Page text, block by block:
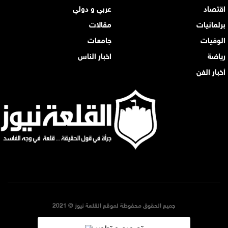
اقتصاد
عربي و دولي
برلمانيات
مقالات
الوفيات
جامعات
رياضة
اخبار الناس
أخبار الفن
جميع الحقوق محفوظة لموقع القلعة نيوز © 2021